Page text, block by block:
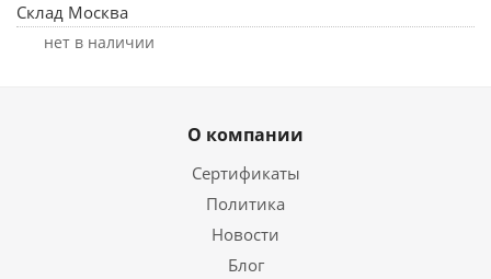
Склад Москва
Нет в наличии
О компании
Сертификаты
Политика
Новости
Блог